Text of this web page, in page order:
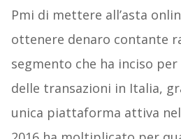
Pmi di mettere all’asta
ottenere denaro contante
segmento che ha inciso per
delle transazioni in Italia,
unica piattaforma attiva